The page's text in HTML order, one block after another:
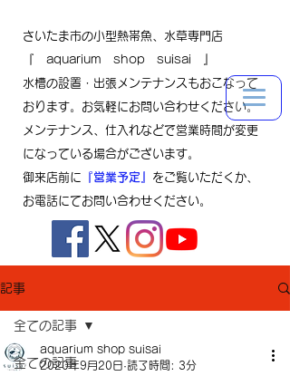
さいたま市の小型熱帯魚、水草専門店
『 aquarium shop suisai 』
水槽の設置・出張メンテナンスもおこなって
おります。お気軽にお問い合わせください。
メンテナンス、仕入れなどで営業時間が変更
になっている場合がございます。
御来店前に 『営業予定』 をご覧いただくか、
お電話にてお問い合わせください。
記事
全ての記事
全ての記事
aquarium shop suisai
2020年9月20日 読了時間: 3分